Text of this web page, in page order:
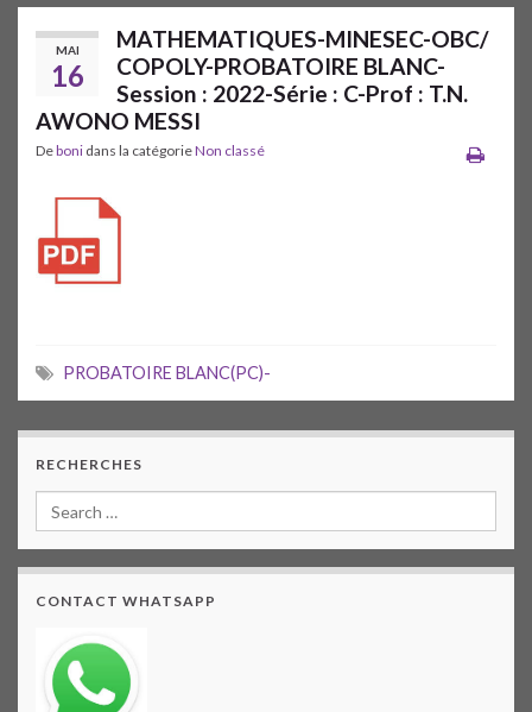
MAI
16
MATHEMATIQUES-MINESEC-OBC/
COPOLY-PROBATOIRE BLANC-
Session : 2022-Série : C-Prof : T.N.
AWONO MESSI
Deboni dans la catégorieNon classé
PROBATOIRE BLANC(PC)-
RECHERCHES
CONTACT WHATSAPP